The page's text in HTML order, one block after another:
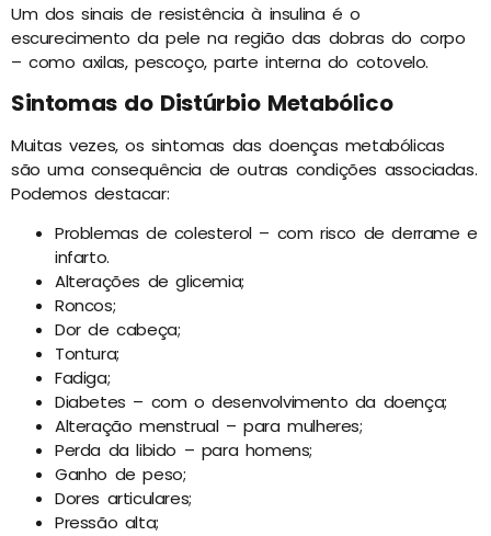
Um dos sinais de resistência à insulina é o
escurecimento da pele na região das dobras do corpo
– como axilas, pescoço, parte interna do cotovelo.
Sintomas do Distúrbio Metabólico
Muitas vezes, os sintomas das doenças metabólicas
são uma consequência de outras condições associadas.
Podemos destacar:
Problemas de colesterol – com risco de derrame e
infarto.
Alterações de glicemia;
Roncos;
Dor de cabeça;
Tontura;
Fadiga;
Diabetes – com o desenvolvimento da doença;
Alteração menstrual – para mulheres;
Perda da libido – para homens;
Ganho de peso;
Dores articulares;
Pressão alta;